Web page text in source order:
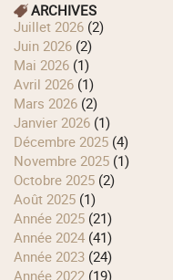
ARCHIVES
juillet 2026 (2)
juin 2026 (2)
mai 2026 (1)
avril 2026 (1)
mars 2026 (2)
janvier 2026 (1)
décembre 2025 (4)
novembre 2025 (1)
octobre 2025 (2)
août 2025 (1)
année 2025 (21)
année 2024 (41)
année 2023 (24)
année 2022 (19)